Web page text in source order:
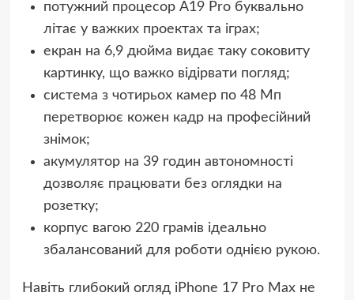
потужний процесор А19 Pro буквально
літає у важких проектах та іграх;
екран на 6,9 дюйма видає таку соковиту
картинку, що важко відірвати погляд;
система з чотирьох камер по 48 Мп
перетворює кожен кадр на професійний
знімок;
акумулятор на 39 годин автономності
дозволяє працювати без оглядки на
розетку;
корпус вагою 220 грамів ідеально
збалансований для роботи однією рукою.
Навіть глибокий огляд iPhone 17 Pro Max не